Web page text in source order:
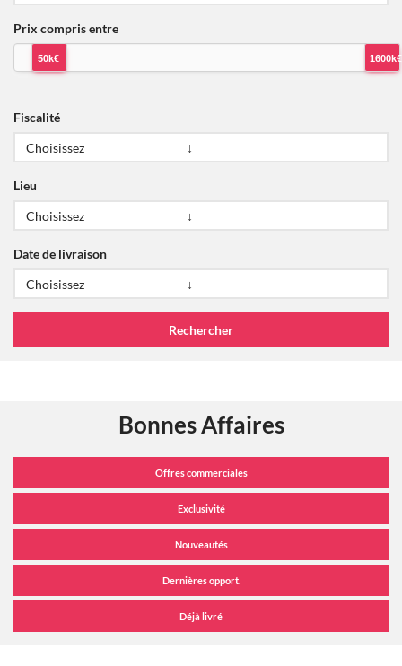
Prix compris entre
50k€ 1600k€
Fiscalité
Lieu
Date de livraison
Bonnes Affaires